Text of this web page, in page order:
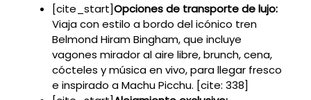
[cite_start]Opciones de transporte de lujo:
Viaja con estilo a bordo del icónico tren
Belmond Hiram Bingham, que incluye
vagones mirador al aire libre, brunch, cena,
cócteles y música en vivo, para llegar fresco
e inspirado a Machu Picchu. [cite: 338]